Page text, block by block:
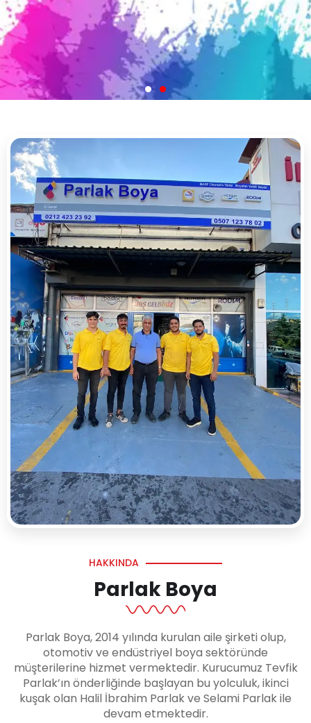
HAKKINDA
Parlak Boya
Parlak Boya, 2014 yılında kurulan aile şirketi olup,
otomotiv ve endüstriyel boya sektöründe
müşterilerine hizmet vermektedir. Kurucumuz Tevfik
Parlak’ın önderliğinde başlayan bu yolculuk, ikinci
kuşak olan Halil İbrahim Parlak ve Selami Parlak ile
devam etmektedir.